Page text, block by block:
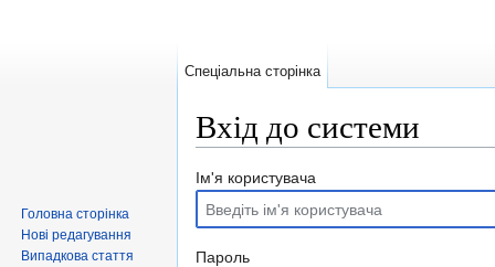
Вхід до системи
Ім'я користувача
Пароль
Спеціальна сторінка
Головна сторінка
Нові редагування
Випадкова стаття